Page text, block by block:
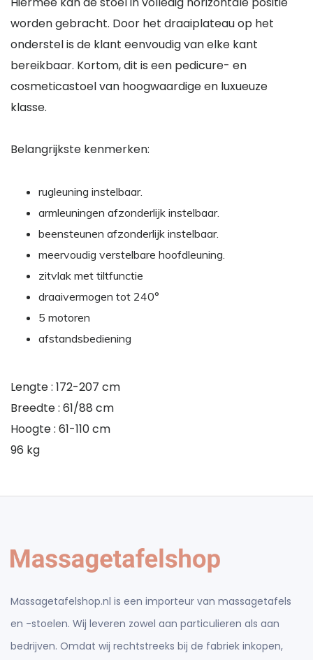
worden gebracht. Door het draaiplateau op het
onderstel is de klant eenvoudig van elke kant
bereikbaar. Kortom, dit is een pedicure- en
cosmeticastoel van hoogwaardige en luxueuze
klasse.
Belangrijkste kenmerken:
rugleuning instelbaar.
armleuningen afzonderlijk instelbaar.
beensteunen afzonderlijk instelbaar.
meervoudig verstelbare hoofdleuning.
zitvlak met tiltfunctie
draaivermogen tot 240°
5 motoren
afstandsbediening
Lengte : 172-207 cm
Breedte : 61/88 cm
Hoogte : 61-110 cm
96 kg
Massagetafelshop.nl is een importeur van massagetafels
en -stoelen. Wij leveren zowel aan particulieren als aan
bedrijven. Omdat wij rechtstreeks bij de fabriek inkopen,